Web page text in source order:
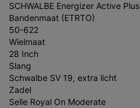
SCHWALBE Energizer Active Plus
Bandenmaat (ETRTO)
50-622
Wielmaat
28 Inch
Slang
Schwalbe SV 19, extra licht
Zadel
Selle Royal On Moderate